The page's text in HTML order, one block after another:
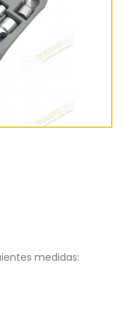
medidas: